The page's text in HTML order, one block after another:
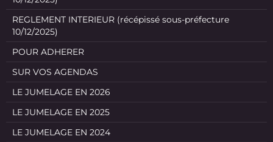
REGLEMENT INTERIEUR (récépissé sous-préfecture
10/12/2025)
POUR ADHERER
SUR VOS AGENDAS
LE JUMELAGE EN 2026
LE JUMELAGE EN 2025
LE JUMELAGE EN 2024